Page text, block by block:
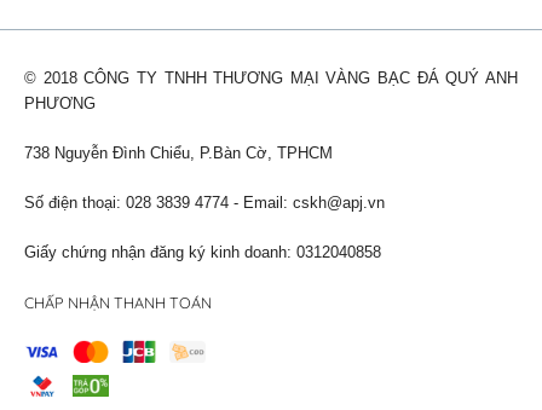
© 2018 CÔNG TY TNHH THƯƠNG MẠI VÀNG BẠC ĐÁ QUÝ ANH
PHƯƠNG
738 Nguyễn Đình Chiểu, P.Bàn Cờ, TPHCM
Số điện thoại: 028 3839 4774 - Email: cskh@apj.vn
Giấy chứng nhận đăng ký kinh doanh: 0312040858
CHẤP NHẬN THANH TOÁN